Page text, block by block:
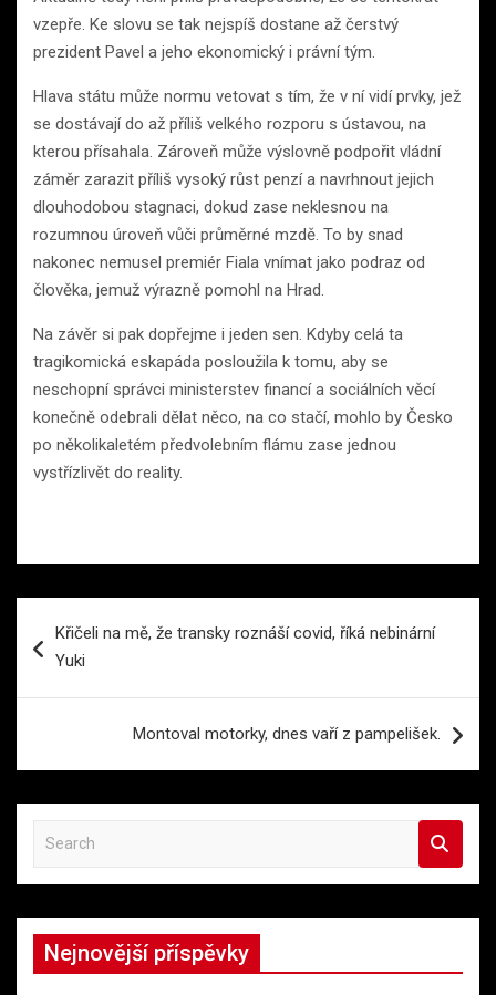
vzepře. Ke slovu se tak nejspíš dostane až čerstvý
prezident Pavel a jeho ekonomický i právní tým.
Hlava státu může normu vetovat s tím, že v ní vidí prvky, jež
se dostávají do až příliš velkého rozporu s ústavou, na
kterou přísahala. Zároveň může výslovně podpořit vládní
záměr zarazit příliš vysoký růst penzí a navrhnout jejich
dlouhodobou stagnaci, dokud zase neklesnou na
rozumnou úroveň vůči průměrné mzdě. To by snad
nakonec nemusel premiér Fiala vnímat jako podraz od
člověka, jemuž výrazně pomohl na Hrad.
Na závěr si pak dopřejme i jeden sen. Kdyby celá ta
tragikomická eskapáda posloužila k tomu, aby se
neschopní správci ministerstev financí a sociálních věcí
konečně odebrali dělat něco, na co stačí, mohlo by Česko
po několikaletém předvolebním flámu zase jednou
vystřízlivět do reality.
proKřičeli na mě, že transky roznáší covid, říká nebinární
Yuki
Montoval motorky, dnes vaří z pampelišek.
a
r
h
Nejnovější příspěvky